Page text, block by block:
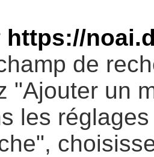
https://
de
"Ajouter un
les